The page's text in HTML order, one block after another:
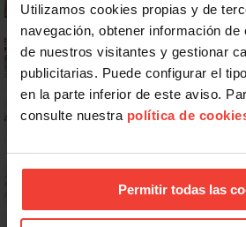
Utilizamos cookies propias y de
navegación, obtener información
de nuestros visitantes y gestionar
publicitarias. Puede configurar el
en la parte inferior de este aviso.
consulte nuestra política de
Permitir todas las
Ya os podéis descargar la app de USO
No: si un festivo cae en sábado, no
libre
Dudas frecuentes sobre las